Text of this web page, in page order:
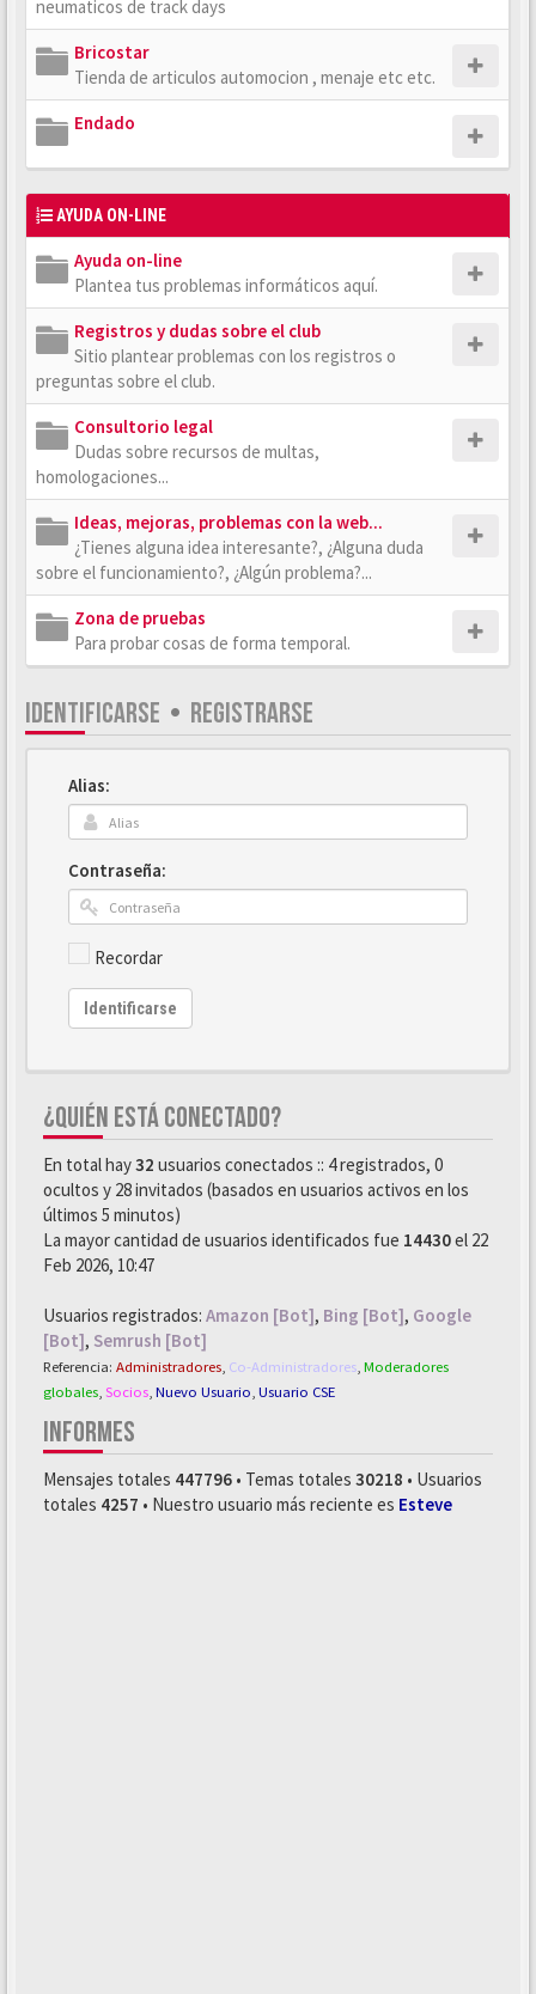
neumaticos de track days
Bricostar
Tienda de articulos automocion , menaje etc etc.
Endado
AYUDA ON-LINE
Ayuda on-line
Plantea tus problemas informáticos aquí.
Registros y dudas sobre el club
Sitio plantear problemas con los registros o
preguntas sobre el club.
Consultorio legal
Dudas sobre recursos de multas,
homologaciones...
Ideas, mejoras, problemas con la web...
¿Tienes alguna idea interesante?, ¿Alguna duda
sobre el funcionamiento?, ¿Algún problema?...
Zona de pruebas
Para probar cosas de forma temporal.
IDENTIFICARSE • REGISTRARSE
Alias:
Contraseña:
Recordar
Identificarse
¿QUIÉN ESTÁ CONECTADO?
En total hay32 usuarios conectados :: 4 registrados, 0
ocultos y 28 invitados (basados en usuarios activos en los
últimos 5 minutos)
La mayor cantidad de usuarios identificados fue 14430el 22
Feb 2026, 10:47
Usuarios registrados: Amazon [Bot], Bing [Bot], Google
[Bot], Semrush [Bot]
Referencia: Administradores Co-Administradores Moderadores
globales Socios Nuevo Usuario Usuario CSE
INFORMES
Mensajes totales 447796 • Temas totales 30218 • Usuarios
totales 4257 • Nuestro usuario más reciente es Esteve